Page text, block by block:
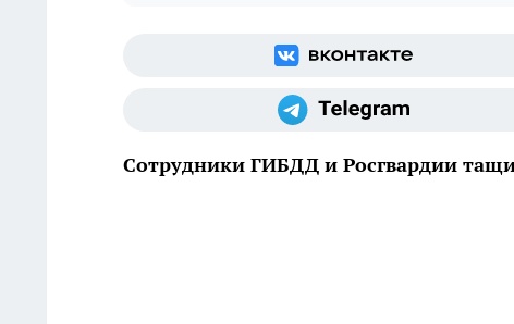
Сотрудники ГИБДД и Росгвардии